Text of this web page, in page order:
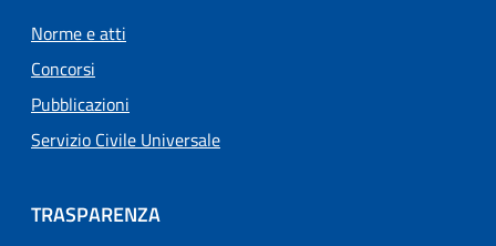
Norme e atti
Concorsi
Pubblicazioni
Servizio Civile Universale
TRASPARENZA